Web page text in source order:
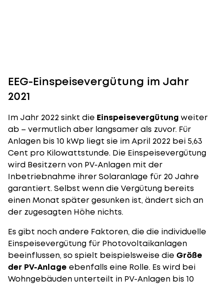
EEG-Einspeisevergütung im Jahr
2021
Im Jahr 2022 sinkt die Einspeisevergütung weiter
ab – vermutlich aber langsamer als zuvor. Für
Anlagen bis 10 kWp liegt sie im April 2022 bei 5,63
Cent pro Kilowattstunde. Die Einspeisevergütung
wird Besitzern von PV-Anlagen mit der
Inbetriebnahme ihrer Solaranlage für 20 Jahre
garantiert. Selbst wenn die Vergütung bereits
einen Monat später gesunken ist, ändert sich an
der zugesagten Höhe nichts.
Es gibt noch andere Faktoren, die die individuelle
Einspeisevergütung für Photovoltaikanlagen
beeinflussen, so spielt beispielsweise die Größe
der PV-Anlage ebenfalls eine Rolle. Es wird bei
Wohngebäuden unterteilt in PV-Anlagen bis 10